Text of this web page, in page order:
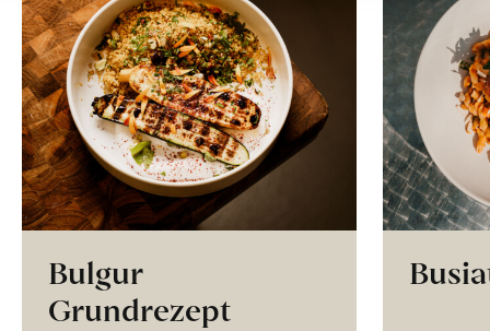
Bulgur
Grundrezept